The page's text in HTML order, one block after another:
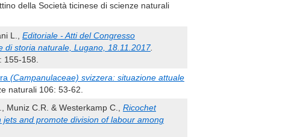
della Società ticinese di scienze naturali
L., Editoriale - Atti del Congresso
di storia naturale, Lugano, 18.11.2017.
155-158.
(Campanulaceae) svizzera: situazione attuale
naturali 106: 53-62.
Muniz C.R. & Westerkamp C., Ricochet
and promote division of labour among